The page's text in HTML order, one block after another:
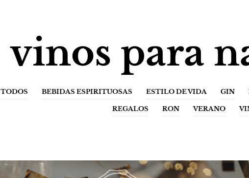
vinos para
TODOS BEBIDAS ESPIRITUOSAS ESTILO DE VIDA GIN
REGALOS RON VERANO